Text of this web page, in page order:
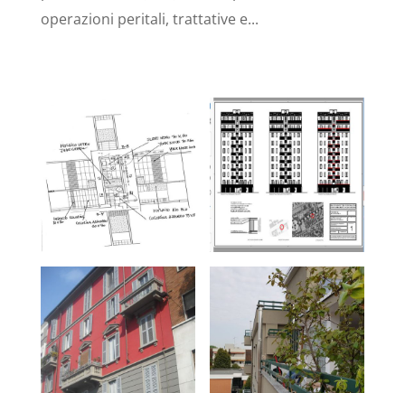
operazioni peritali, trattative e...